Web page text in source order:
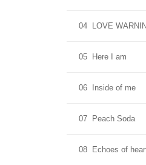
04 LOVE
05 Here I am
06 Inside of me
07 Peach Soda
08 Echoes of